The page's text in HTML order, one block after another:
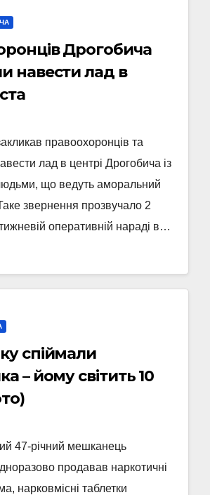
Дрогобича
навести лад в
правоохоронців та
лад в центрі Дрогобича із
що ведуть аморальний
звернення прозвучало 2
оперативній нараді в…
спіймали
– йому світить 10
47-річний мешканець
продавав наркотичні
нарковмісні таблетки